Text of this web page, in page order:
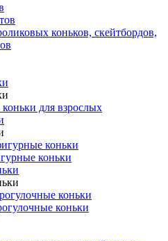
коньков, скейтбордов,
для взрослых
коньки
коньки
коньки
коньки